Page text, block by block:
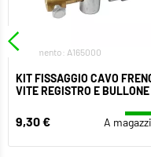
Riferimento: A165000
KIT FISSAGGIO CAVO
VITE REGISTRO E BULLONE
9,30 € A